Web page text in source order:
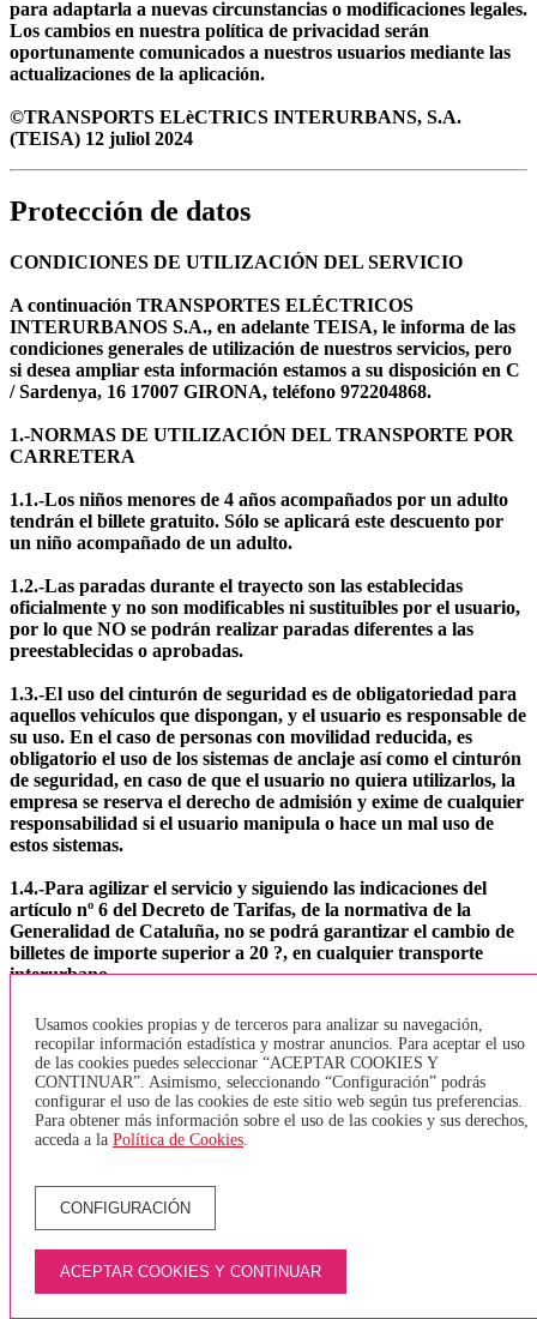
para adaptarla a nuevas circunstancias o modificaciones legales.
Los cambios en nuestra política de privacidad serán
oportunamente comunicados a nuestros usuarios mediante las
actualizaciones de la aplicación.
©TRANSPORTS ELèCTRICS INTERURBANS, S.A.
(TEISA) 12 juliol 2024
Protección de datos
CONDICIONES DE UTILIZACIÓN DEL SERVICIO
A continuación TRANSPORTES ELÉCTRICOS
INTERURBANOS S.A., en adelante TEISA, le informa de las
condiciones generales de utilización de nuestros servicios, pero
si desea ampliar esta información estamos a su disposición en C
/ Sardenya, 16 17007 GIRONA, teléfono 972204868.
1.-NORMAS DE UTILIZACIÓN DEL TRANSPORTE POR
CARRETERA
1.1.-Los niños menores de 4 años acompañados por un adulto
tendrán el billete gratuito. Sólo se aplicará este descuento por
un niño acompañado de un adulto.
1.2.-Las paradas durante el trayecto son las establecidas
oficialmente y no son modificables ni sustituibles por el usuario,
por lo que NO se podrán realizar paradas diferentes a las
preestablecidas o aprobadas.
1.3.-El uso del cinturón de seguridad es de obligatoriedad para
aquellos vehículos que dispongan, y el usuario es responsable de
su uso. En el caso de personas con movilidad reducida, es
obligatorio el uso de los sistemas de anclaje así como el cinturón
de seguridad, en caso de que el usuario no quiera utilizarlos, la
empresa se reserva el derecho de admisión y exime de cualquier
responsabilidad si el usuario manipula o hace un mal uso de
estos sistemas.
1.4.-Para agilizar el servicio y siguiendo las indicaciones del
artículo nº 6 del Decreto de Tarifas, de la normativa de la
Generalidad de Cataluña, no se podrá garantizar el cambio de
billetes de importe superior a 20 ?, en cualquier transporte
interurbano.
1.5.- Aunque no está establecido en ninguna normativa, el
usuario que viaje como acompañante de una persona invidente,
no será necesario que abone el billete
1.6.-No está permitido fumar en el interior de los vehículos ni
consumir alimentos o bebidas de ningún tipo.
a aquellos usuarios que considere que hacen o no puedan hacer
un uso correcto de sus instalaciones (en las que se incluyen los
vehículos de transporte), a título de ejemplo y con carácter
enunciativo y no exhaustivo no admitirán viajeros ebrios, ni
drogados, ni portadores de armas u objetos que puedan ser
usados ??como tal.
Usamos cookies propias y de terceros para analizar su navegación,
recopilar información estadística y mostrar anuncios. Para aceptar el uso
de las cookies puedes seleccionar “ACEPTAR COOKIES Y
CONTINUAR”. Asimismo, seleccionando “Configuración” podrás
configurar el uso de las cookies de este sitio web según tus preferencias.
Para obtener más información sobre el uso de las cookies y sus derechos,
acceda a la Política de Cookies.
CONFIGURACIÓN
ACEPTAR COOKIES Y CONTINUAR